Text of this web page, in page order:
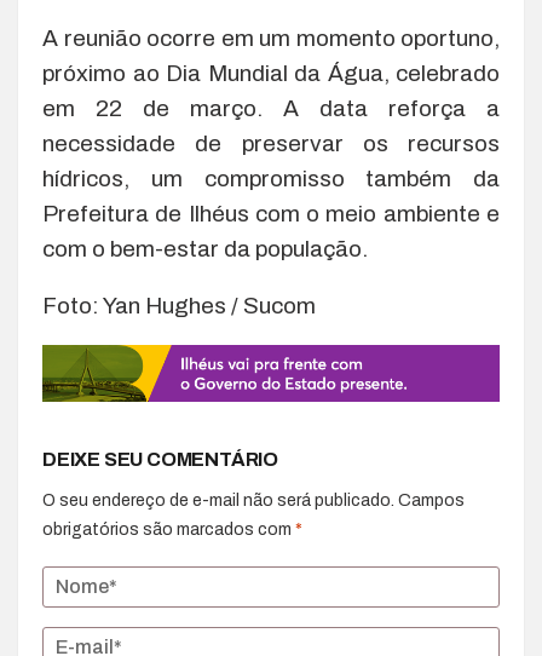
A reunião ocorre em um momento oportuno,
próximo ao Dia Mundial da Água, celebrado
em 22 de março. A data reforça a
necessidade de preservar os recursos
hídricos, um compromisso também da
Prefeitura de Ilhéus com o meio ambiente e
com o bem-estar da população.
Foto: Yan Hughes / Sucom
DEIXE SEU COMENTÁRIO
O seu endereço de e-mail não será publicado. Campos
obrigatórios são marcados com *